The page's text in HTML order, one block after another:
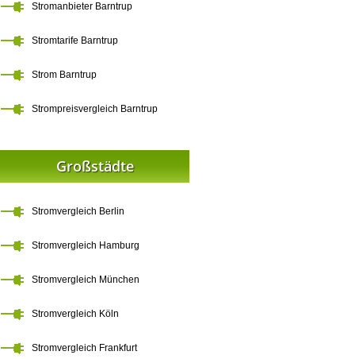
Stromanbieter Barntrup
Stromtarife Barntrup
Strom Barntrup
Strompreisvergleich Barntrup
Großstädte
Stromvergleich Berlin
Stromvergleich Hamburg
Stromvergleich München
Stromvergleich Köln
Stromvergleich Frankfurt